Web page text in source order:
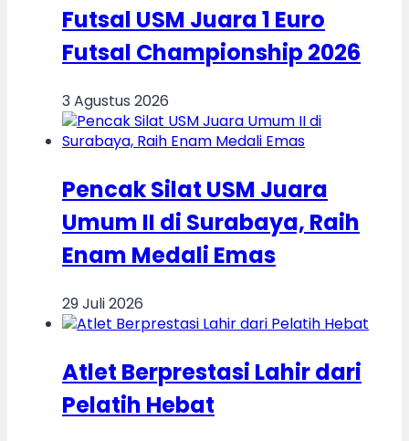
Futsal USM Juara 1 Euro
Futsal Championship 2026
3 Agustus 2026
Pencak Silat USM Juara
Umum II di Surabaya, Raih
Enam Medali Emas
29 Juli 2026
Atlet Berprestasi Lahir dari
Pelatih Hebat